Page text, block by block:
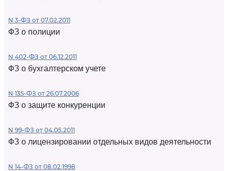
N 3-ФЗ от 07.02.2011
ФЗ о полиции
N 402-ФЗ от 06.12.2011
ФЗ о бухгалтерском учете
N 135-ФЗ от 26.07.2006
ФЗ о защите конкуренции
N 99-ФЗ от 04.05.2011
ФЗ о лицензировании отдельных видов деятельности
N 14-ФЗ от 08.02.1998